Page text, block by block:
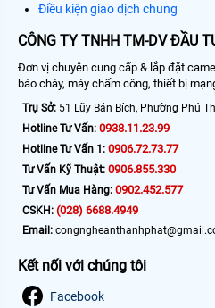
Điều kiện giao dịch chung
CÔNG TY TNHH TM-DV ĐẦU
Đơn vị chuyên cung cấp & lắp đặt
báo cháy, máy chấm công, thiết bị
Trụ Sở: 51 Lũy Bán Bích, Phường Phú
Hotline Tư Vấn: 0938.11.23.99
Hotline Tư Vấn 1: 0906.72.73.77
Tư Vấn Kỹ Thuật: 0906.855.330
Tư Vấn Mua Hàng: 0902.452.577
CSKH: (028) 6688.4949
Email:
Kết nối với chúng tôi
Facebook